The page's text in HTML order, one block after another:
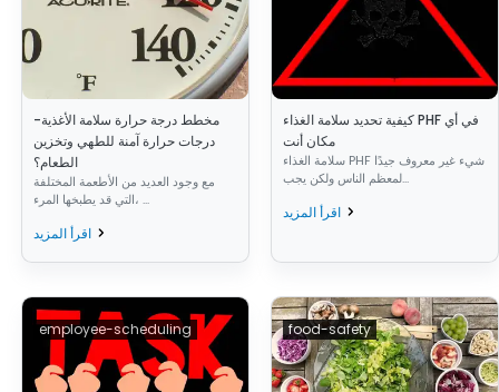
مخطط درجة حرارة سلامة الأغذية-
درجات حرارة آمنة للطهي وتخزين
الطعام؟
مع وجود العديد من الأطعمة المختلفة
التي قد يطبخها المرء، ...
اقرأ المزيد
كيفية تحديد سلامة الغذاء PHF في أي
مكان أنت
سلامة الغذاء PHF شيء غير معروف جيدًا
لمعظم الناس ولكن يجب...
اقرأ المزيد
employee-scheduling food-safety